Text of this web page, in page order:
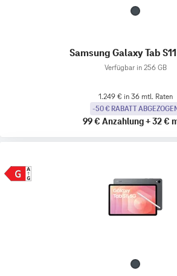
Samsung Galaxy Tab
Verfügbar in 256 GB
1.249 € in 36 mtl. Raten
-50 € RABATT
99 € Anzahlung+32 €